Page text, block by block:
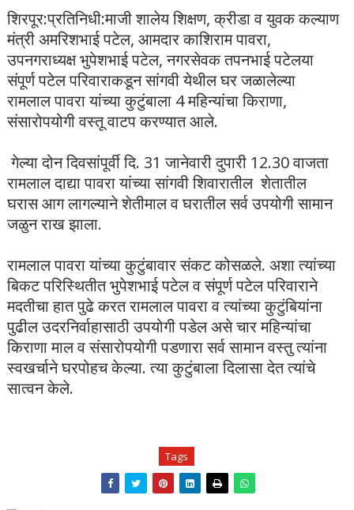
शिरपूर:प्रतिनिधी:माजी शालेय शिक्षण, क्रीडा व युवक कल्याण
मंत्री अमरिशभाई पटेल, आमदार काशिराम पावरा,
उपनगराध्यक्ष भुपेशभाई पटेल, नगरसेवक तपनभाई पटेलया
संपूर्ण पटेल परिवाराकडून सांगवी येथील घर जळालेल्या
रामलाल पावरा यांच्या कुटुंबाला 4 महिन्यांचा किराणा,
संसारोपयोगी वस्तू वाटप करण्यात आले.
गेल्या दोन दिवसांपूर्वी दि. 31 जानेवारी दुपारी 12.30 वाजता
रामलाल दाद्या पावरा यांच्या सांगवी शिवारातील शेतातील
घरास आग लागल्याने शेतीमाल व घरातील सर्व उपयोगी सामान
जळुन राख झाला.
रामलाल पावरा यांच्या कुटुंबावार संकट कोसळले. अशा त्यांच्या
बिकट परिस्थितीत भुपेशभाई पटेल व संपूर्ण पटेल परिवाराने
मदतीचा हात पुढे करत रामलाल पावरा व त्यांच्या कुटुंबियांना
पुढील उदरनिर्वाहासाठी उपयोगी पडेल असे चार महिन्यांचा
किराणा माल व संसारोपयोगी पडणारा सर्व सामान वस्तु त्यांना
स्वखर्चाने घरपोहच केल्या. त्या कुटुंबाला दिलासा देत त्यांचे
सात्वन केले.
Tags